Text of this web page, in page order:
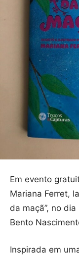
Em evento
Mariana Ferret,
da maçã”, no
Bento
Inspirada em